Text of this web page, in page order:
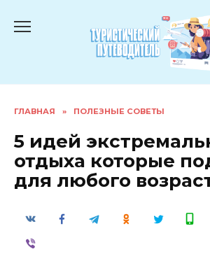
ГЛАВНАЯ » ПОЛЕЗНЫЕ СОВЕТЫ
5 идей
отдыха которые
для любого